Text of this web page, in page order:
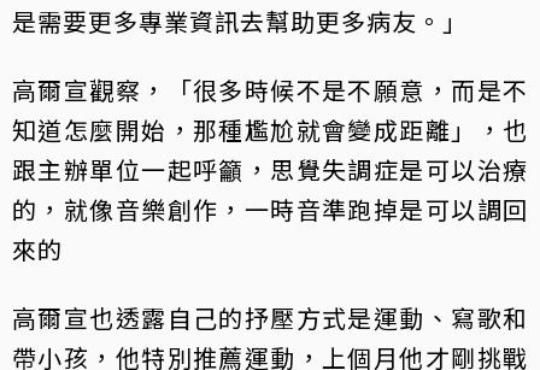
是需要更多專業資訊去幫助更多病友。」
高爾宣觀察，「很多時候不是不願意，而是不
知道怎麼開始，那種尷尬就會變成距離」，也
跟主辦單位一起呼籲，思覺失調症是可以治療
的，就像音樂創作，一時音準跑掉是可以調回
來的
高爾宣也透露自己的抒壓方式是運動、寫歌和
帶小孩，他特別推薦運動，上個月他才剛挑戰